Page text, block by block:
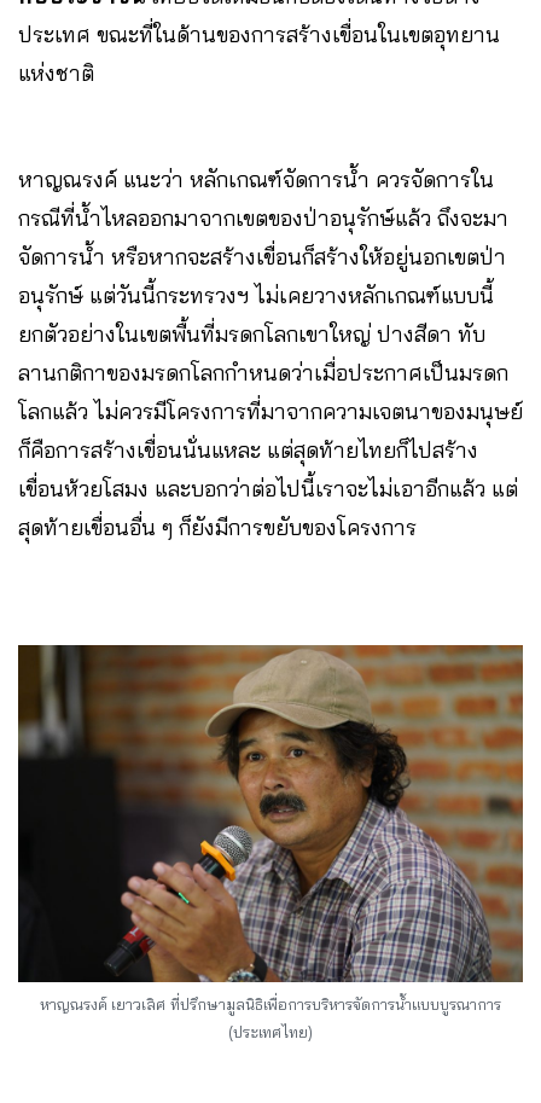
ประเทศ ขณะที่ในด้านของการสร้างเขื่อนในเขตอุทยาน
แห่งชาติ
หาญณรงค์ แนะว่า หลักเกณฑ์จัดการน้ำ ควรจัดการใน
กรณีที่น้ำไหลออกมาจากเขตของป่าอนุรักษ์แล้ว ถึงจะมา
จัดการน้ำ หรือหากจะสร้างเขื่อนก็สร้างให้อยู่นอกเขตป่า
อนุรักษ์ แต่วันนี้กระทรวงฯ ไม่เคยวางหลักเกณฑ์แบบนี้
ยกตัวอย่างในเขตพื้นที่มรดกโลกเขาใหญ่ ปางสีดา ทับ
ลานกติกาของมรดกโลกกำหนดว่าเมื่อประกาศเป็นมรดก
โลกแล้ว ไม่ควรมีโครงการที่มาจากความเจตนาของมนุษย์
ก็คือการสร้างเขื่อนนั่นแหละ แต่สุดท้ายไทยก็ไปสร้าง
เขื่อนห้วยโสมง และบอกว่าต่อไปนี้เราจะไม่เอาอีกแล้ว แต่
สุดท้ายเขื่อนอื่น ๆ ก็ยังมีการขยับของโครงการ
หาญณรงค์ เยาวเลิศ ที่ปรึกษามูลนิธิเพื่อการบริหารจัดการน้ำแบบบูรณาการ
(ประเทศไทย)